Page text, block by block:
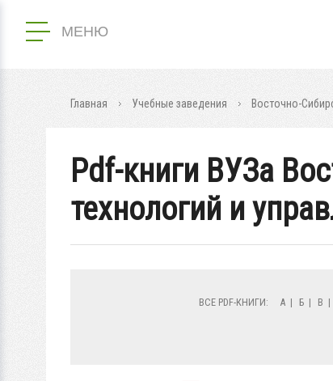
МЕНЮ
Главная Учебные заведения Восточно-
Pdf-книги ВУЗа
технологий и
ВСЕ PDF-КНИГИ: А | Б | В |